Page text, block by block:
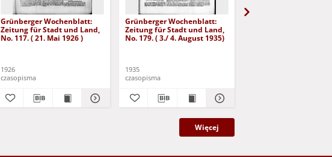
Grünberger Wochenblatt:
Zeitung für Stadt und Land,
No. 117. ( 21. Mai 1926 )
1926
czasopisma
Grünberger Wochenblatt:
Zeitung für Stadt und Land,
No. 179. ( 3./ 4. August 1935)
1935
czasopisma
Więcej